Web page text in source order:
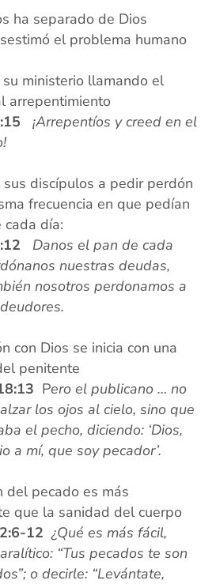
ha separado de Dios
el problema humano
su ministerio llamando el
arrepentimiento
¡Arrepentíos y creed en el
sus discípulos a pedir perdón
frecuencia en que pedían
día:
Danos el pan de cada
nuestras deudas,
nosotros perdonamos a
con Dios se inicia con una
penitente
Pero el publicano … no
los ojos al cielo, sino que
el pecho, diciendo: ‘Dios,
a mí, que soy pecador’.
del pecado es más
que la sanidad del cuerpo
12 ¿Qué es más fácil,
“Tus pecados te son
o decirle: “Levántate,